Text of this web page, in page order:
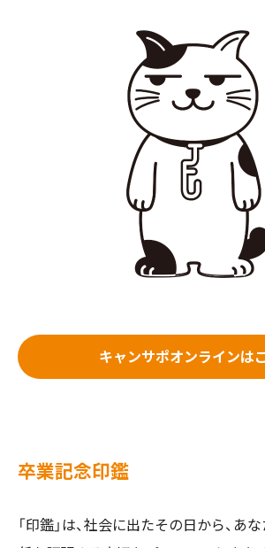
キャンサポオンラインは
卒業記念印鑑
「印鑑」は、社会に出たその日から、あ